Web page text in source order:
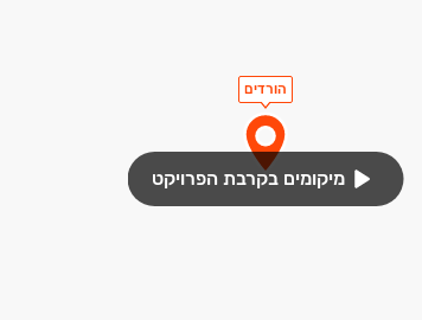
הורדים
מיקומים בקרבת הפרויקט